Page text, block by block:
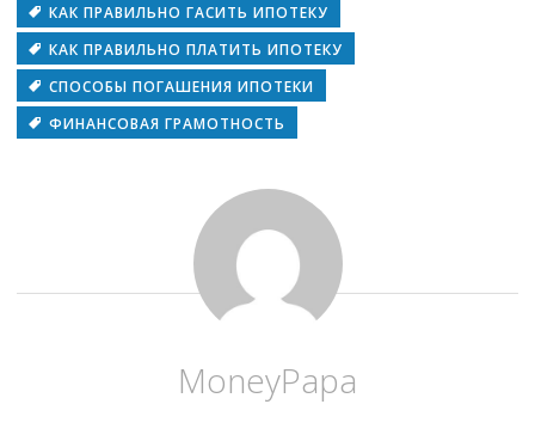
КАК ПРАВИЛЬНО ГАСИТЬ ИПОТЕКУ
КАК ПРАВИЛЬНО ПЛАТИТЬ ИПОТЕКУ
СПОСОБЫ ПОГАШЕНИЯ ИПОТЕКИ
ФИНАНСОВАЯ ГРАМОТНОСТЬ
MoneyPapa